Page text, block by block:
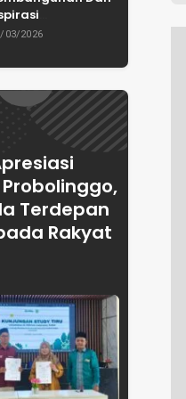
DPRD
Ajukan
2027
03/2026
Probolinggo,
Terdepan
Rakyat